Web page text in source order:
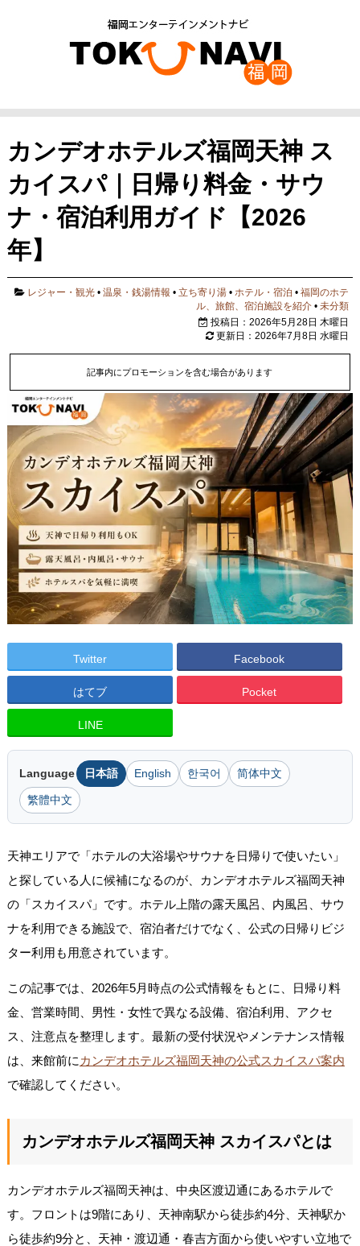
カンデオホテルズ福岡天神 ス
カイスパ｜日帰り料金・サウ
ナ・宿泊利用ガイド【2026
年】
レジャー・観光 •温泉・銭湯情報 •立ち寄り湯 •ホテル・宿泊 •福岡のホテ
ル、旅館、宿泊施設を紹介 •未分類
投稿日：2026年5月28日 木曜日
更新日：2026年7月8日 水曜日
記事内にプロモーションを含む場合があります
Twitter Facebook
はてブ Pocket
LINE
Language 日本語 English 한국어 简体中文
繁體中文
天神エリアで「ホテルの大浴場やサウナを日帰りで使いたい」
と探している人に候補になるのが、カンデオホテルズ福岡天神
の「スカイスパ」です。ホテル上階の露天風呂、内風呂、サウ
ナを利用できる施設で、宿泊者だけでなく、公式の日帰りビジ
ター利用も用意されています。
この記事では、2026年5月時点の公式情報をもとに、日帰り料
金、営業時間、男性・女性で異なる設備、宿泊利用、アクセ
ス、注意点を整理します。最新の受付状況やメンテナンス情報
は、来館前に カンデオホテルズ福岡天神の公式スカイスパ案内
で確認してください。
カンデオホテルズ福岡天神 スカイスパとは
カンデオホテルズ福岡天神は、中央区渡辺通にあるホテルで
す。フロントは9階にあり、天神南駅から徒歩約4分、天神駅か
ら徒歩約9分と、天神・渡辺通・春吉方面から使いやすい立地で